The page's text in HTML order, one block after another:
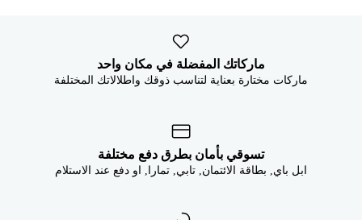
ماركاتك المفضلة في مكان واحد
ماركات مختارة بعناية لتناسب ذوقك واطلالاتك المختلفة
تسوقي بأمان بطرق دفع مختلفة
ابل باي, بطاقة الائتمان, تابي, تمارا, او دفع عند الاستلام